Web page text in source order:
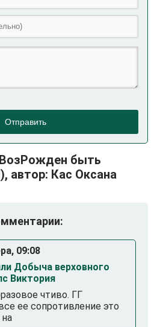
Отправить
быть
автор: Кас Оксана
09:08
Добыча верховного
Виктория
чтиво. ГГ
ее сопротивление это